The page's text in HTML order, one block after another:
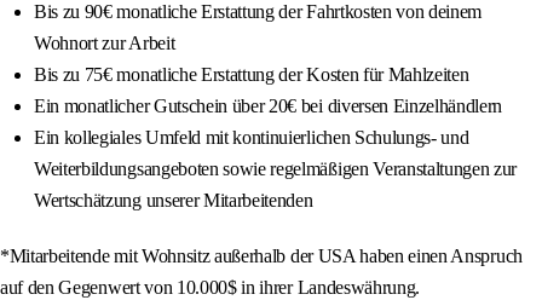
Bis zu 90€ monatliche Erstattung der Fahrtkosten von deinem
Wohnort zur Arbeit
Bis zu 75€ monatliche Erstattung der Kosten für Mahlzeiten
Ein monatlicher Gutschein über 20€ bei diversen Einzelhändlern
Ein kollegiales Umfeld mit kontinuierlichen Schulungs- und
Weiterbildungsangeboten sowie regelmäßigen Veranstaltungen zur
Wertschätzung unserer Mitarbeitenden
*Mitarbeitende mit Wohnsitz außerhalb der USA haben einen Anspruch
auf den Gegenwert von 10.000$ in ihrer Landeswährung.